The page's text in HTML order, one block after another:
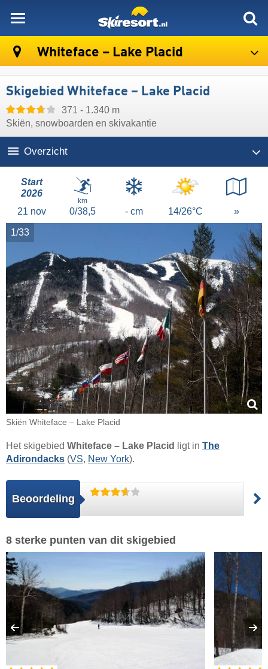
Whiteface – Lake Placid
Skigebied Whiteface – Lake Placid
371 - 1.340 m
Skiën, snowboarden en skivakantie
Overzicht
Start
2026
21 nov
km
0/38,5 - cm 14/26°C »
1/33
Skiën Whiteface – Lake Placid
Het skigebied Whiteface – Lake Placid ligt in The
Adirondacks (VS, New York).
Beoordeling
8 sterke punten van dit skigebied